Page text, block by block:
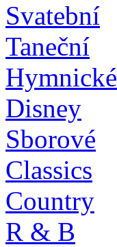
Svatební
Taneční
Hymnické
Disney
Sborové
Classics
Country
R & B